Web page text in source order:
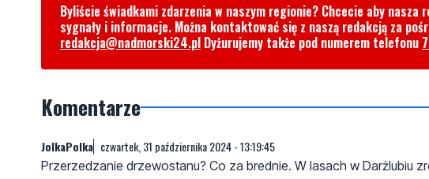
Byliście świadkami zdarzenia w naszym regionie? Chcecie aby nasza
sygnały i informacje. Można kontaktować się z naszą redakcją za
redakcja@nadmorski24.pl Dyżurujemy także pod numerem telefonu
Komentarze
JolkaPolka czwartek, 31 października 2024 - 13:19:45
Przerzedzanie drzewostanu? Co za brednie. W lasach w Darżlubiu